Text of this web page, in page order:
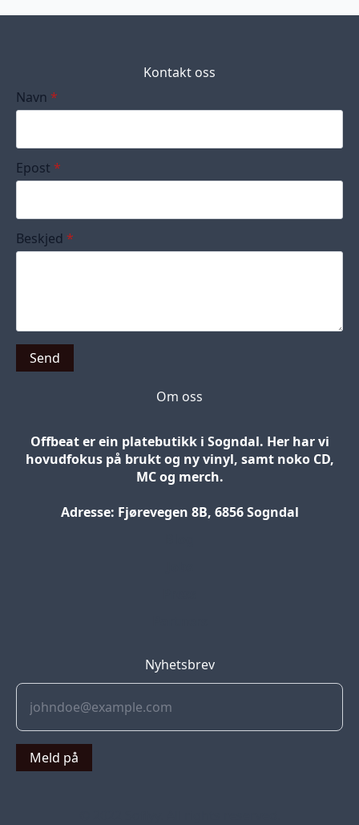
Kontakt oss
Navn *
Epost *
Beskjed *
Send
Om oss
Offbeat er ein platebutikk i Sogndal. Her har vi
hovudfokus på brukt og ny vinyl, samt noko CD,
MC og merch.
Adresse: Fjørevegen 8B, 6856 Sogndal
Nyhetsbrev
Meld på